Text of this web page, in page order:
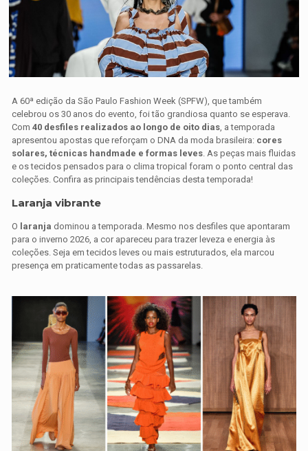
A 60ª edição da São Paulo Fashion Week (SPFW), que também
celebrou os 30 anos do evento, foi tão grandiosa quanto se esperava.
Com40 desfiles realizados ao longo de oito dias, a temporada
apresentou apostas que reforçam o DNA da moda brasileira: cores
solares, técnicas handmade e formas leves. As peças mais fluidas
e os tecidos pensados para o clima tropical foram o ponto central das
coleções. Confira as principais tendências desta temporada!
Laranja vibrante
O laranja dominou a temporada. Mesmo nos desfiles que apontaram
para o inverno 2026, a cor apareceu para trazer leveza e energia às
coleções. Seja em tecidos leves ou mais estruturados, ela marcou
presença em praticamente todas as passarelas.